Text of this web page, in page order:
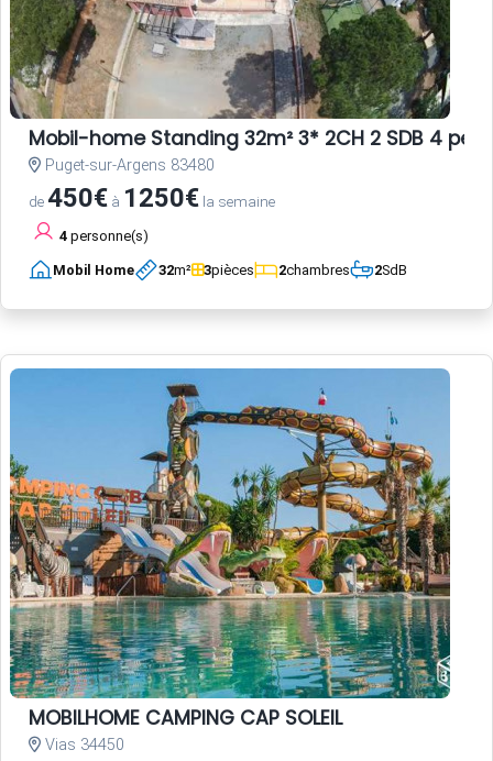
Mobil-home Standing 32m² 3* 2CH 2 SDB 4
Puget-sur-Argens 83480
de450€ à 1250€ la semaine
4 personne(s)
Mobil Home 32m² 3pièces 2chambres 2SdB
MOBILHOME CAMPING CAP SOLEIL
Vias 34450